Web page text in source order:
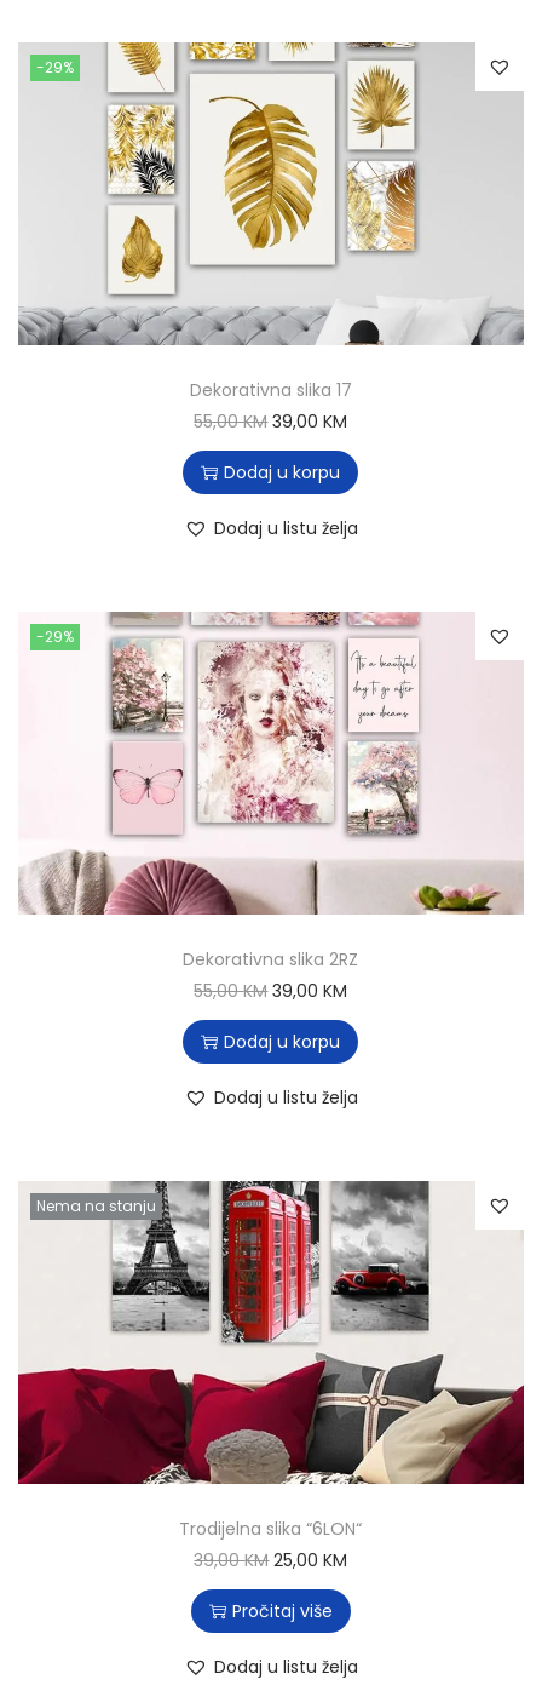
-29%
Dekorativna slika 17
55,00KM 39,00KM
Dodaj u korpu
Dodaj u listu želja
-29%
Dekorativna slika 2RZ
55,00KM 39,00KM
Dodaj u korpu
Dodaj u listu želja
Nema na stanju
Trodijelna slika “6LON“
39,00KM 25,00KM
Pročitaj više
Dodaj u listu želja